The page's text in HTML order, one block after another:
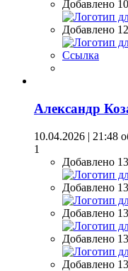
Добавлено
Добавлено
Ссылка
Александр
10.04.2026 | 21:48
1
Добавлено
Добавлено
Добавлено
Добавлено
Добавлено